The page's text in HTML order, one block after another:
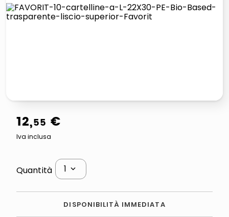
italia independent occhiali sole 0703 thin rotondo sun
pattumiera raccolta differenziata
12,55 €
Iva inclusa
Quantità 1
DISPONIBILITÀ IMMEDIATA